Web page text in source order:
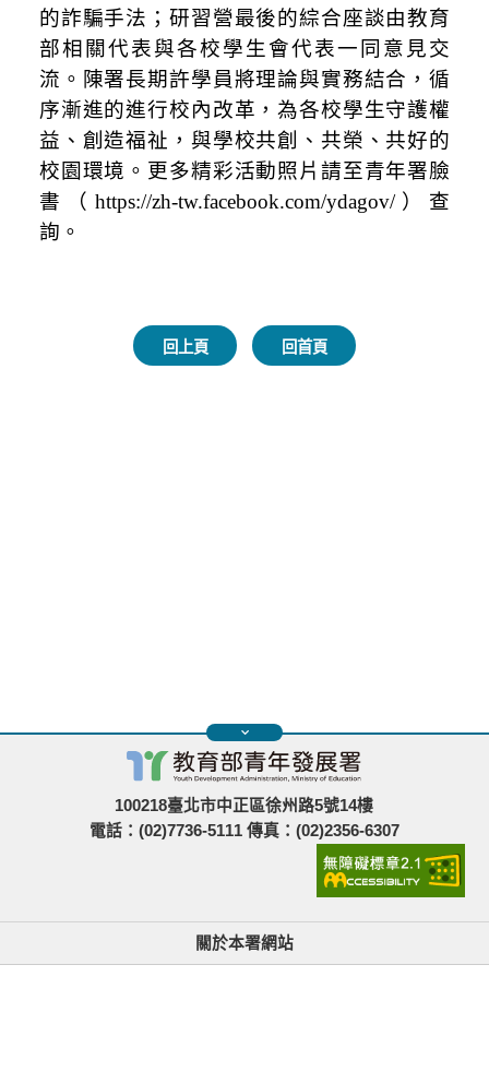
的詐騙手法；研習營最後的綜合座談由教育
部相關代表與各校學生會代表一同意見交
流。陳署長期許學員將理論與實務結合，循
序漸進的進行校內改革，為各校學生守護權
益、創造福祉，與學校共創、共榮、共好的
校園環境。 更多精彩活動照片請至青年署臉
書（https://zh-tw.facebook.com/ydagov/）查
詢。
回上頁 回首頁
100218臺北市中正區徐州路5號14樓
電話：(02)7736-5111 傳真：(02)2356-6307
關於本署網站